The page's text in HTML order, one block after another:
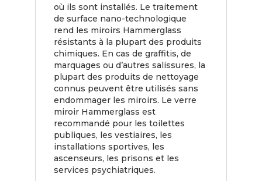
où ils sont installés. Le traitement
de surface nano-technologique
rend les miroirs Hammerglass
résistants à la plupart des produits
chimiques. En cas de graffitis, de
marquages ou d’autres salissures, la
plupart des produits de nettoyage
connus peuvent être utilisés sans
endommager les miroirs. Le verre
miroir Hammerglass est
recommandé pour les toilettes
publiques, les vestiaires, les
installations sportives, les
ascenseurs, les prisons et les
services psychiatriques.